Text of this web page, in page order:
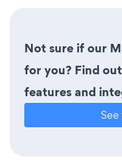
Not sure if our
for you? Find
features and